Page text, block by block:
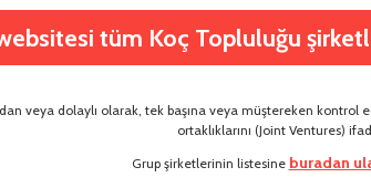
tüm Koç Topluluğu
veya dolaylı olarak, tek başına veya müştereken
ortaklıklarını (Joint Ventures)
Grup şirketlerinin listesine buradan